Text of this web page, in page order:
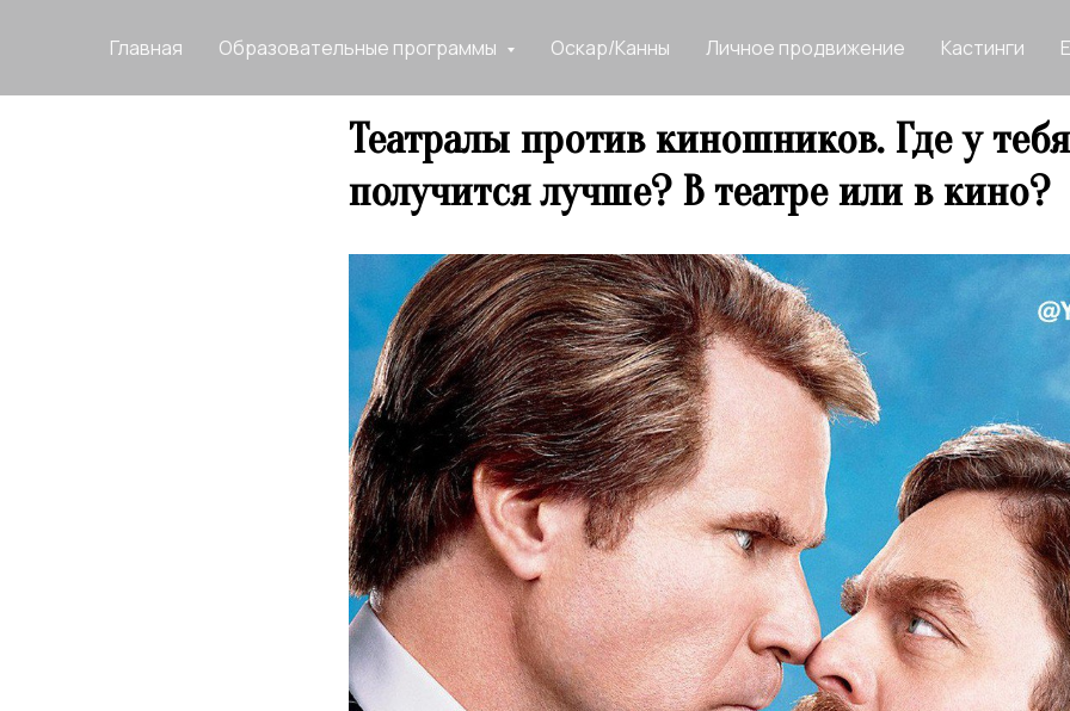
Главная Образовательные программы Оскар/Канны Личное продвижение Кастинги
Театралы против киношников. Где у тебя
получится лучше? В театре или в кино?